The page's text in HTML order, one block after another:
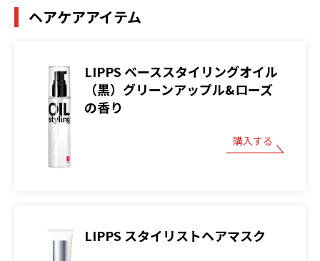
ヘアケアアイテム
LIPPS ベーススタイリングオイル
（黒）グリーンアップル&ローズ
の香り
購入する
LIPPS スタイリストヘアマスク